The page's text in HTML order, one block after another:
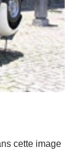
cette image